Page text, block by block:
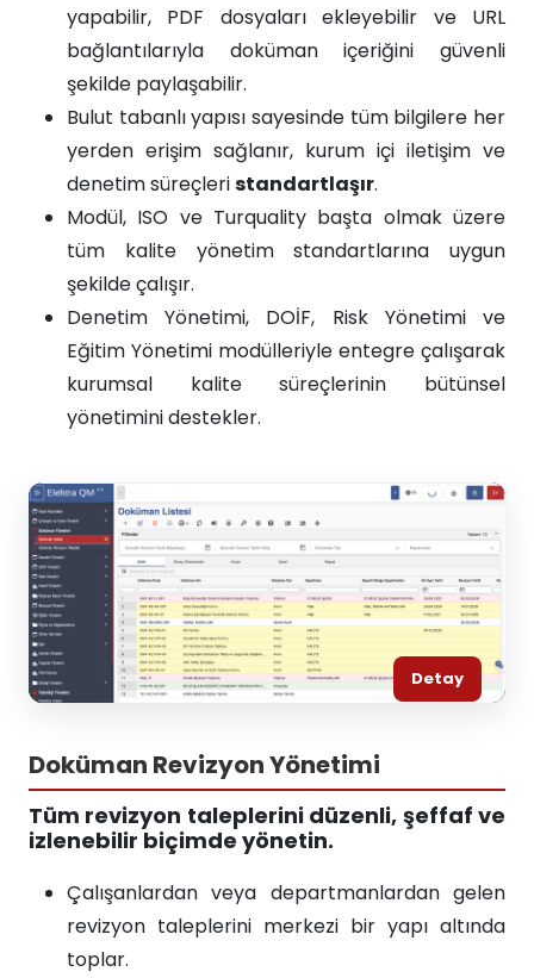
yapabilir, PDF dosyaları ekleyebilir ve URL
bağlantılarıyla doküman içeriğini güvenli
şekilde paylaşabilir.
Bulut tabanlı yapısı sayesinde tüm bilgilere her
yerden erişim sağlanır, kurum içi iletişim ve
denetim süreçleristandartlaşır.
Modül, ISO ve Turquality başta olmak üzere
tüm kalite yönetim standartlarına uygun
şekilde çalışır.
Denetim Yönetimi, DOİF, Risk Yönetimi ve
Eğitim Yönetimi modülleriyle entegre çalışarak
kurumsal kalite süreçlerinin bütünsel
yönetimini destekler.
Detay
Doküman Revizyon Yönetimi
Tüm revizyon taleplerini düzenli, şeffaf ve
izlenebilir biçimde yönetin.
Çalışanlardan veya departmanlardan gelen
revizyon taleplerini merkezi bir yapı altında
toplar.